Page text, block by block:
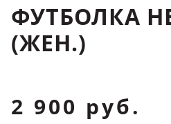
ФУТБОЛКА
(ЖЕН.)
2 900 руб.